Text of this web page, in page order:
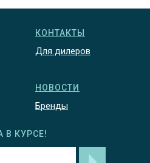
КОНТАКТЫ
Для дилеров
НОВОСТИ
Бренды
В КУРСЕ!